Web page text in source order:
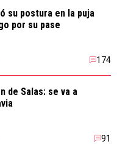
su postura en la puja
por su pase
174
de Salas: se va a
91